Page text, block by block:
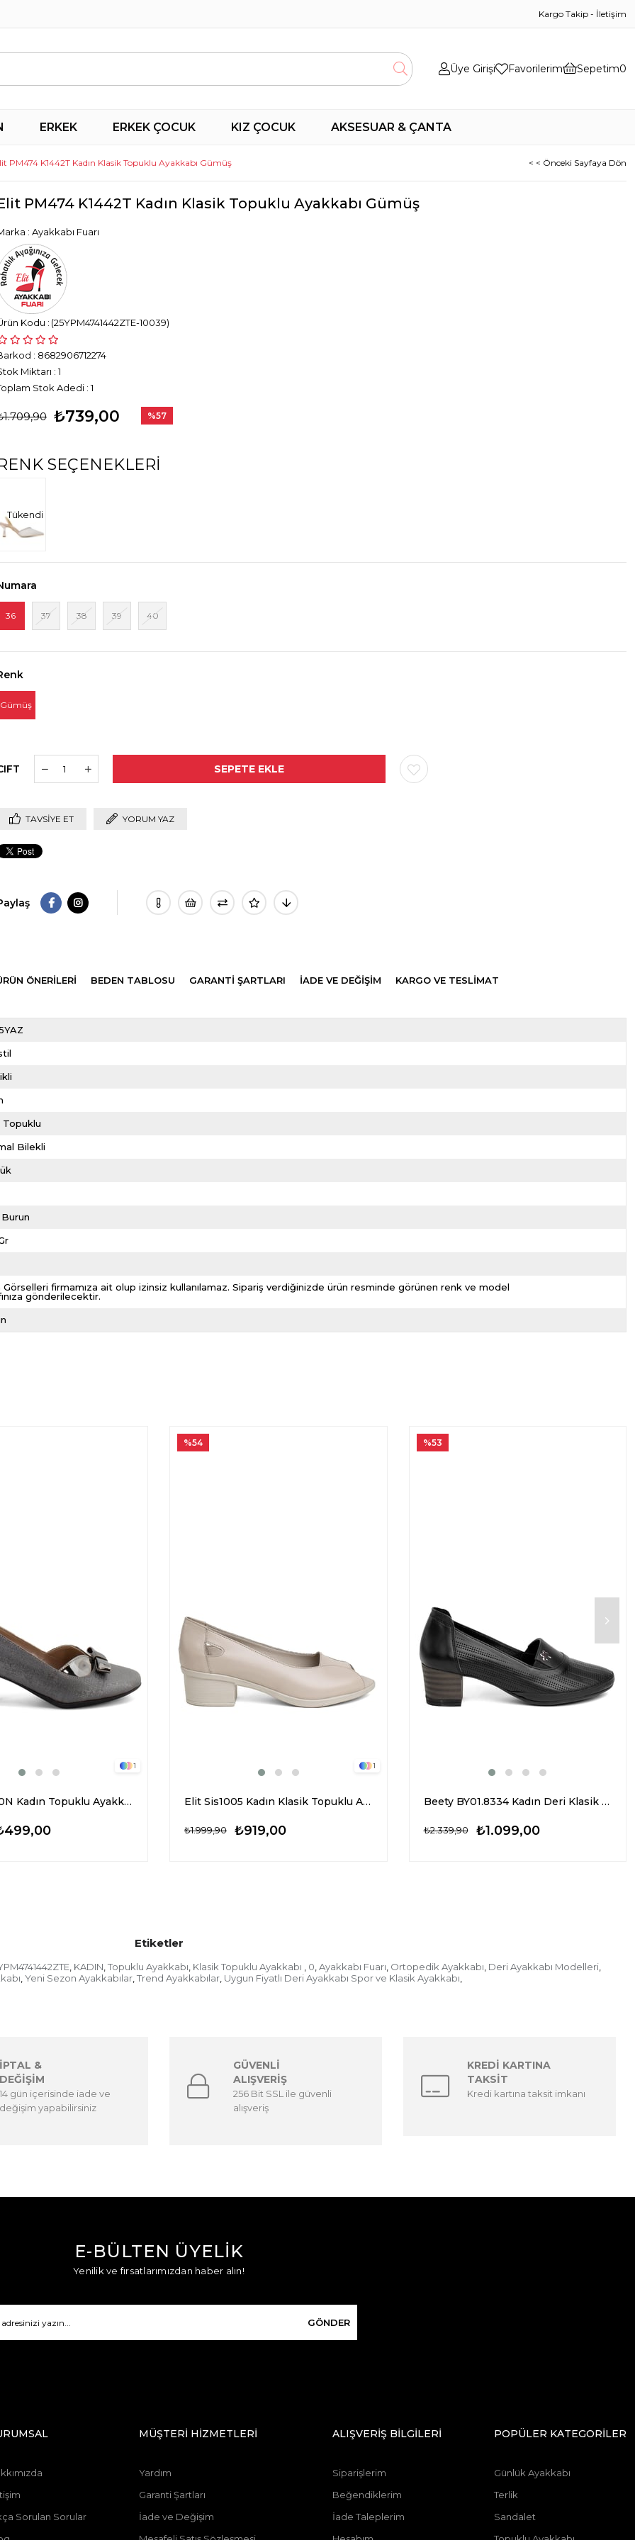
Kargo Takip - İletişim
Üye Girişi Favorilerim Sepetim0
ERKEK ERKEK ÇOCUK KIZ ÇOCUK AKSESUAR & ÇANTA
PM474 K1442T Kadın Klasik Topuklu Ayakkabı Gümüş < < Önceki Sayfaya Dön
PM474 K1442T Kadın Klasik Topuklu Ayakkabı Gümüş
: Ayakkabı Fuarı
(25YPM4741442ZTE-10039)
: 8682906712274
Miktarı : 1
Stok Adedi : 1
₺739,00 %57
SEÇENEKLERI
Tükendi
36 37 38 39 40
Gümüş
TAVSIYE ET YORUM YAZ
ÖNERILERI BEDEN TABLOSU GARANTİ ŞARTLARI İADE VE DEĞİŞİM KARGO VE TESLİMAT
Topuklu
Bilekli
Burun
Görselleri firmamıza ait olup izinsiz kullanılamaz. Sipariş verdiğinizde ürün resminde görünen renk ve model
gönderilecektir.
1
Elit Mst780N Kadın Topuklu Ayakkabı Platin
1
Elit Sis1005 Kadın Klasik Topuklu Ayakkabı Bej
₺919,00
₺1.999,90
%54
Beety BY01.8334 Kadın Deri Klasik Topuklu Ayakkabı Siyah
₺1.099,00
₺2.339,90
%53
Etiketler
, KADIN, Topuklu Ayakkabı, Klasik Topuklu Ayakkabı , 0, Ayakkabı Fuarı, Ortopedik Ayakkabı, Deri Ayakkabı Modelleri,
, Yeni Sezon Ayakkabılar, Trend Ayakkabılar, Uygun Fiyatlı Deri Ayakkabı Spor ve Klasik Ayakkabı,
İPTAL &
DEĞİŞİM
14 gün içerisinde iade ve
değişim yapabilirsiniz
GÜVENLİ
ALIŞVERİŞ
256 Bit SSL ile güvenli
alışveriş
KREDİ KARTINA
TAKSİT
Kredi kartına taksit imkanı
E-BÜLTEN ÜYELİK
Yenilik ve fırsatlarımızdan haber alın!
GÖNDER
Sorulan Sorular
MÜŞTERİ HİZMETLERİ
Yardım
Garanti Şartları
İade ve Değişim
ALIŞVERİŞ BİLGİLERİ
Siparişlerim
Beğendiklerim
İade Taleplerim
POPÜLER KATEGORİLER
Günlük Ayakkabı
Terlik
Sandalet